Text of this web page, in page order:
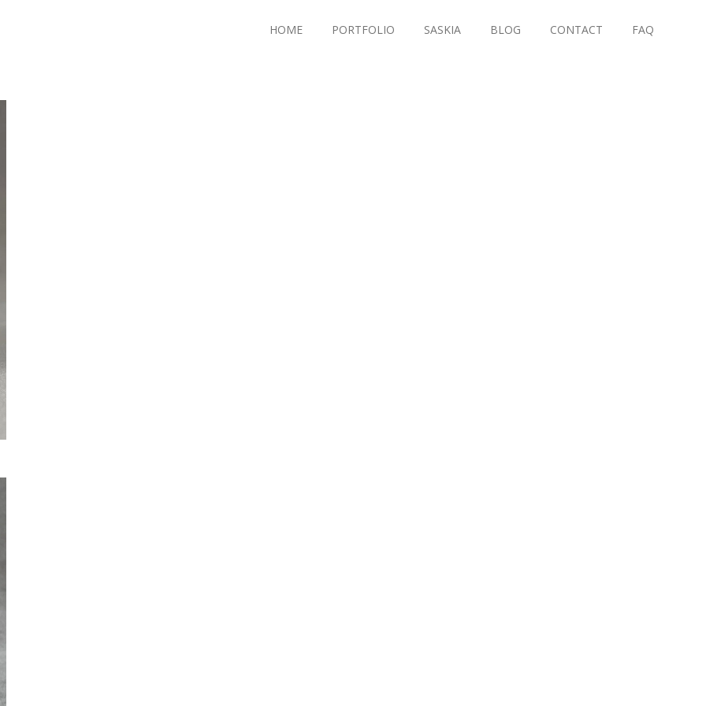
HOME PORTFOLIO SASKIA BLOG CONTACT FAQ